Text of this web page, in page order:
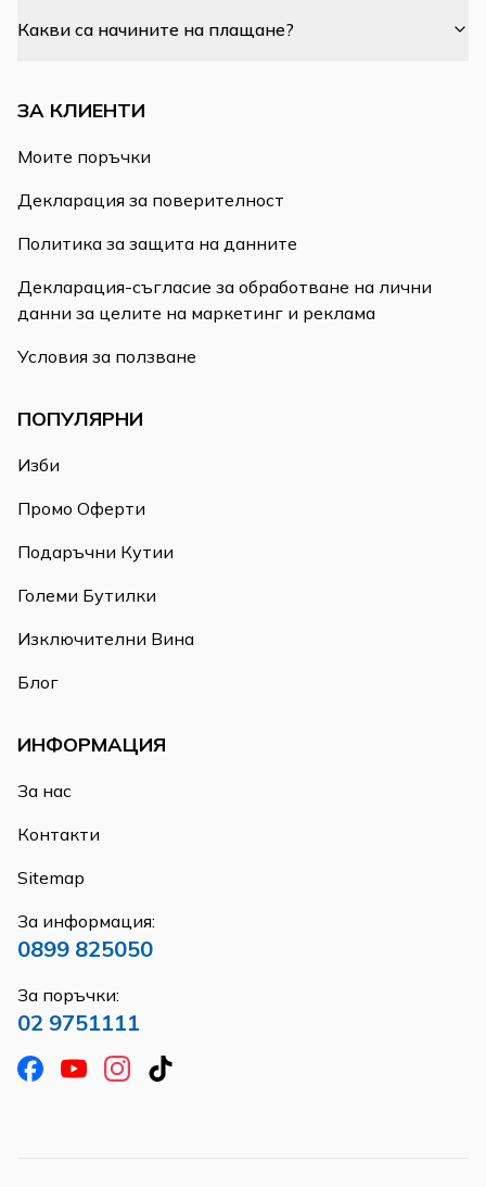
Какви са начините на плащане?
ЗА КЛИЕНТИ
Моите поръчки
Декларация за поверителност
Политика за защита на данните
Декларация-съгласие за обработване на лични
данни за целите на маркетинг и реклама
Условия за ползване
ПОПУЛЯРНИ
Изби
Промо Оферти
Подаръчни Кутии
Големи Бутилки
Изключителни Вина
Блог
ИНФОРМАЦИЯ
За нас
Контакти
Sitemap
За информация:
0899 825050
За поръчки:
02 9751111